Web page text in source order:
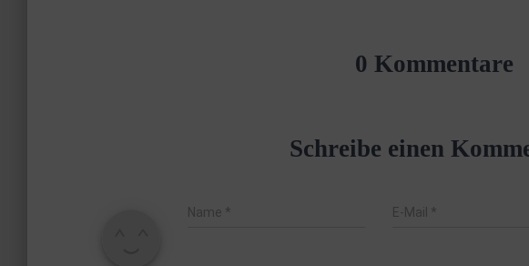
0 Kommentare
Schreibe einen
Name * E-Mail *